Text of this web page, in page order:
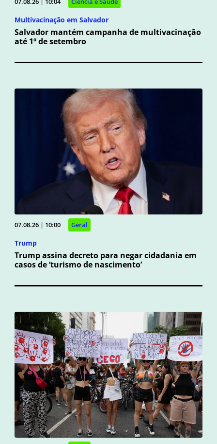
Multivacinação em Salvador
Salvador mantém campanha de multivacinação
até 1º de setembro
07.08.26 | 10:00 Geral
Trump
Trump assina decreto para negar cidadania em
casos de ‘turismo de nascimento’